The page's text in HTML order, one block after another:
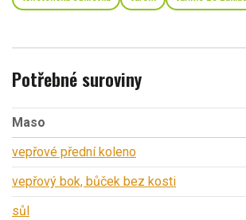
Potřebné suroviny
Maso
vepřové přední koleno
vepřový bok, bůček bez kosti
sůl